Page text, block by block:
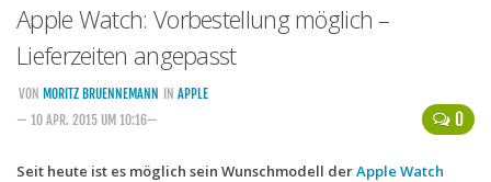
Kommende Smartwatches
Marken und Modelle
Handytarife
Apple Watch: Vorbestellung möglich –
Lieferzeiten angepasst
0
VON MORITZ BRUENNEMANN IN APPLE
— 10 APR. 2015 UM 10:16—
Seit heute ist es möglich sein Wunschmodell derApple Watch